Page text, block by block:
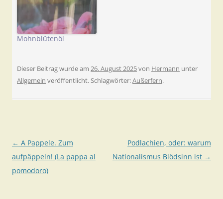
Mohnblütenöl
Dieser Beitrag wurde am 26. August 2025von Hermann unter
Allgemein veröffentlicht. Schlagwörter:Außerfern.
Beitragsnavigation
← A Pappele. Zum
aufpäppeln! (La pappa al
pomodoro)
Podlachien, oder: warum
Nationalismus Blödsinn ist →